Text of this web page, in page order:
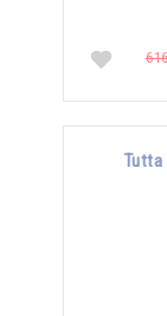
Tutta